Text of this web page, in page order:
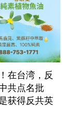
在台湾，反
共点名批
获得反共英